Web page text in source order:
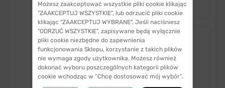
Cena: 109,99 zł 240,00 zł
Możesz zaakceptować wszystkie pliki cookie klikając
"ZAAKCEPTUJ WSZYSTKIE", lub odrzucić pliki cookie
klikając "ZAAKCEPTUJ WYBRANE". Jeśli naciśniesz
"ODRZUĆ WSZYSTKIE", zapisywane będą wyłącznie
pliki cookie niezbędne do zapewnienia
funkcjonowania Sklepu, korzystanie z takich plików
nie wymaga zgody użytkownika. Możesz również
dokonać wyboru poszczególnych kategorii plików
cookie wchodząc w “Chcę dostosować mój wybór”.